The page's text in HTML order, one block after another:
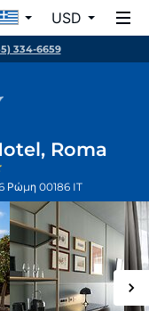
USD
334-6659
Roma
Ρώμη 00186 IT